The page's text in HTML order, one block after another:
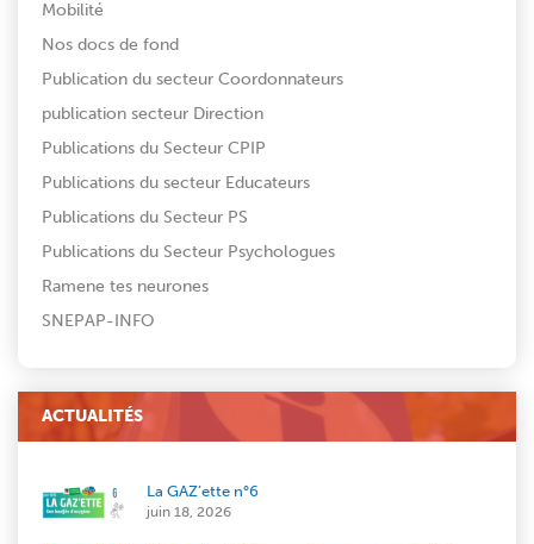
Mobilité
Nos docs de fond
Publication du secteur Coordonnateurs
publication secteur Direction
Publications du Secteur CPIP
Publications du secteur Educateurs
Publications du Secteur PS
Publications du Secteur Psychologues
Ramene tes neurones
SNEPAP-INFO
ACTUALITÉS
La GAZ’ette n°6
juin 18, 2026